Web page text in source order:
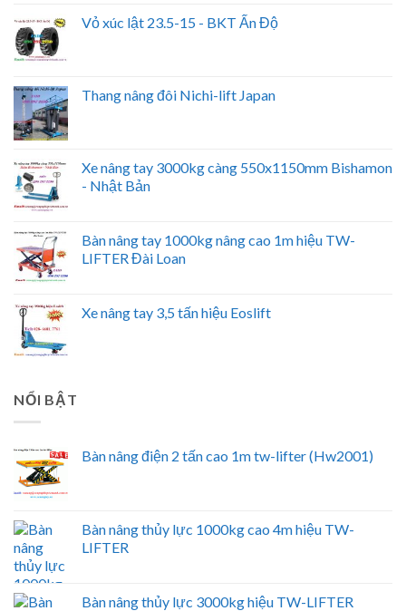
Vỏ xúc lật 23.5-15 - BKT Ấn Độ
Thang nâng đôi Nichi-lift Japan
Xe nâng tay 3000kg càng 550x1150mm Bishamon
- Nhật Bản
Bàn nâng tay 1000kg nâng cao 1m hiệu TW-
LIFTER Đài Loan
Xe nâng tay 3,5 tấn hiệu Eoslift
NỔI BẬT
Bàn nâng điện 2 tấn cao 1m tw-lifter (Hw2001)
Bàn nâng thủy lực 1000kg cao 4m hiệu TW-
LIFTER
Bàn nâng thủy lực 3000kg hiệu TW-LIFTER